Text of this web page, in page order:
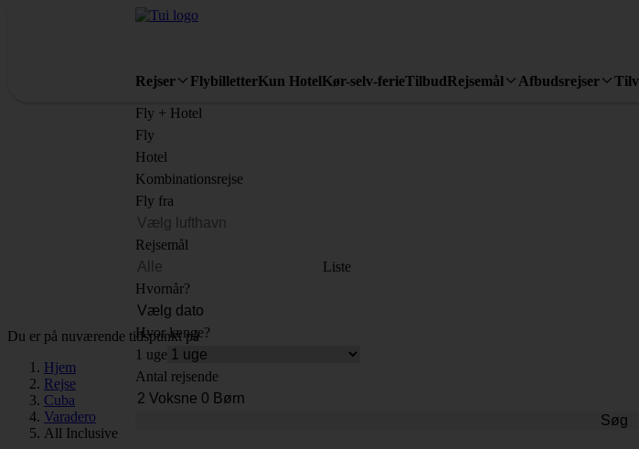
Rejser FlybilletterKun HotelKør-selv-ferieTilbudRejsemål Afbudsrejser
Fly + Hotel
Fly
Hotel
Kombinationsrejse
Fly fra
Rejsemål
Liste
Hvornår?
Hvor længe?
1 uge
Antal rejsende
Søg
Du er på nuværende tidspunkt på
Hjem
Rejse
Cuba
Varadero
All Inclusive